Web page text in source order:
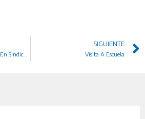
Actualización Académica En Sindicalismo, Política Y Pedagogía – Módulos III y IV
SIGUIENTE
Visita A Escuela